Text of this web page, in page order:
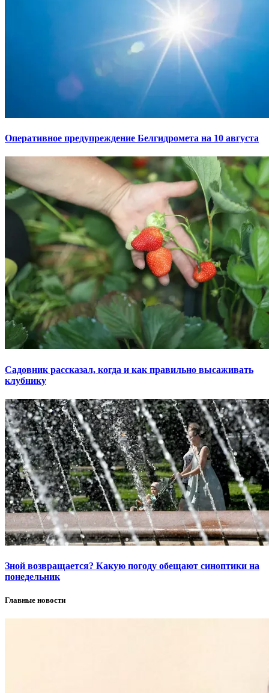
Оперативное предупреждение Белгидромета на 10 августа
Садовник рассказал, когда и как правильно высаживать
клубнику
Зной возвращается? Какую погоду обещают синоптики на
понедельник
Главные новости